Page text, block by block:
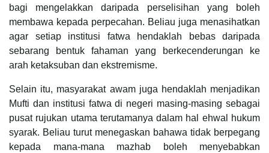
bagi mengelakkan daripada perselisihan yang boleh
membawa kepada perpecahan. Beliau juga menasihatkan
agar setiap institusi fatwa hendaklah bebas daripada
sebarang bentuk fahaman yang berkecenderungan ke
arah ketaksuban dan ekstremisme.
Selain itu, masyarakat awam juga hendaklah menjadikan
Mufti dan institusi fatwa di negeri masing-masing sebagai
pusat rujukan utama terutamanya dalam hal ehwal hukum
syarak. Beliau turut menegaskan bahawa tidak berpegang
kepada mana-mana mazhab boleh menyebabkan